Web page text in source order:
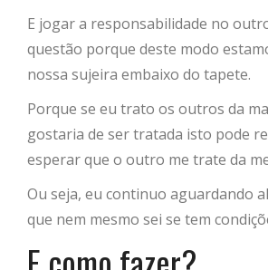
E jogar a responsabilidade no
questão porque deste modo
nossa sujeira embaixo do tapete.
Porque se eu trato os outros da
gostaria de ser tratada isto pode
esperar que o outro me trate da
Ou seja, eu continuo aguardando
que nem mesmo sei se tem